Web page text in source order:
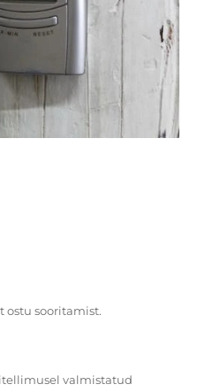
ostu sooritamist.
valmistatud